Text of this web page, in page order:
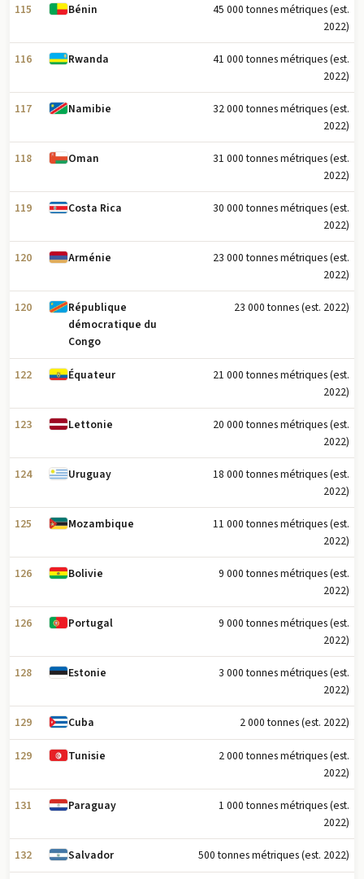
115 Bénin
45 000 tonnes métriques (est.
2022)
116 Rwanda
41 000 tonnes métriques (est.
2022)
117 Namibie
32 000 tonnes métriques (est.
2022)
118 Oman
31 000 tonnes métriques (est.
2022)
119 Costa Rica
30 000 tonnes métriques (est.
2022)
120 Arménie
23 000 tonnes métriques (est.
2022)
120
République
démocratique du
Congo
23 000 tonnes (est. 2022)
122 Équateur
21 000 tonnes métriques (est.
2022)
123 Lettonie
20 000 tonnes métriques (est.
2022)
124 Uruguay
18 000 tonnes métriques (est.
2022)
125 Mozambique
11 000 tonnes métriques (est.
2022)
126 Bolivie
9 000 tonnes métriques (est.
2022)
126 Portugal
9 000 tonnes métriques (est.
2022)
128 Estonie
3 000 tonnes métriques (est.
2022)
129 Cuba 2 000 tonnes (est. 2022)
129 Tunisie
2 000 tonnes métriques (est.
2022)
131 Paraguay
1 000 tonnes métriques (est.
2022)
132 Salvador 500 tonnes métriques (est. 2022)